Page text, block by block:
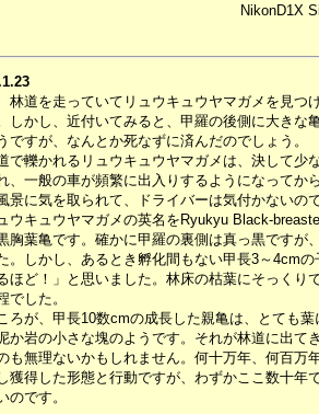
NikonD1X
林道を走っていてリュウキュウヤマガメを見つ
しかし、近付いてみると、甲羅の後側に大きな
ですが、なんとか死なずに済んだのでしょう。
で轢かれるリュウキュウヤマガメは、決して少
、一般の車が頻繁に出入りするようになってか
景に気を取られて、ドライバーは気付かないので
ウキュウヤマガメの英名をRyukyu Black-
胸葉亀です。確かに甲羅の裏側は真っ黒ですが
。しかし、あるとき孵化間もない甲長3～4cmの
ほど！」と思いました。林床の枯葉にそっくり
でした。
ろが、甲長10数cmの成長した親亀は、とても葉
か岩の小さな塊のようです。それが林道に出て
も無理ないかもしれません。何十万年、何百万
獲得した形態と行動ですが、わずかここ数十年
のです。